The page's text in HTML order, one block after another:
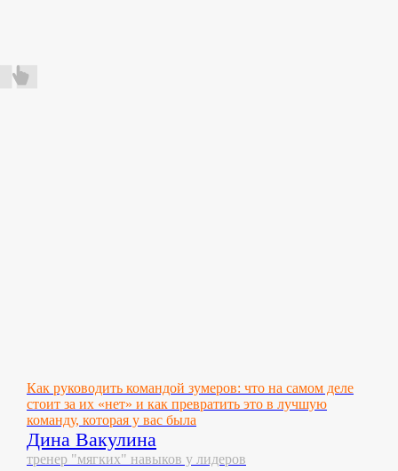
Как руководить командой зумеров: что на самом деле
стоит за их «нет» и как превратить это в лучшую
команду, которая у вас была
Дина Вакулина
тренер "мягких" навыков у лидеров